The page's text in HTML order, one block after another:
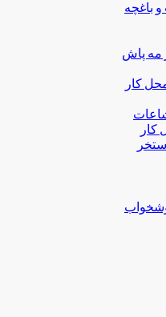
و باغچه
مه پاش
کار